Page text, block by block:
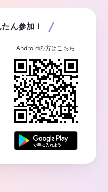
ん参加！
Androidの方はこちら